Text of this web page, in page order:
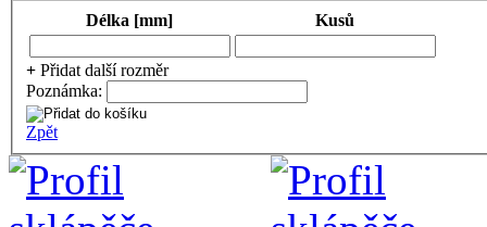
Délka [mm] Kusů
+ Přidat další rozměr
Poznámka:
Zpět